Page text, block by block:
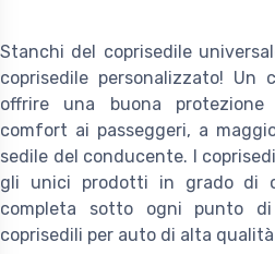
Stanchi del coprisedile
coprisedile personalizzato! Un
offrire una buona
comfort ai passeggeri, a
sedile del conducente. I
gli unici prodotti in grado di
completa sotto ogni punto
coprisedili per auto di alta